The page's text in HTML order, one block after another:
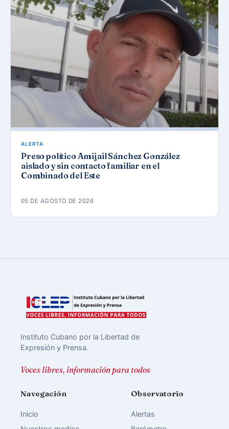
ALERTA
Preso político Amijail Sánchez González
aislado y sin contacto familiar en el
Combinado del Este
05 DE AGOSTO DE 2026
Instituto Cubano por la Libertad de
Expresión y Prensa.
Voces libres, información para todos
Navegación
Inicio
Observatorio
Alertas